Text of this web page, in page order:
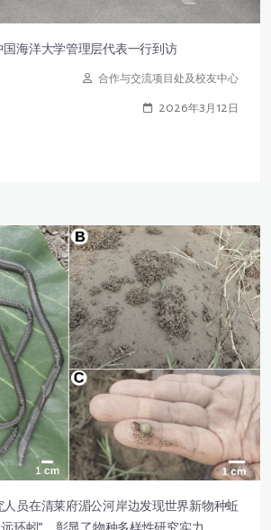
海洋大学管理层代表一行到访
合作与交流项目处及校友中心
2026年3月12日
员在清莱府湄公河岸边发现世界新物种蚯